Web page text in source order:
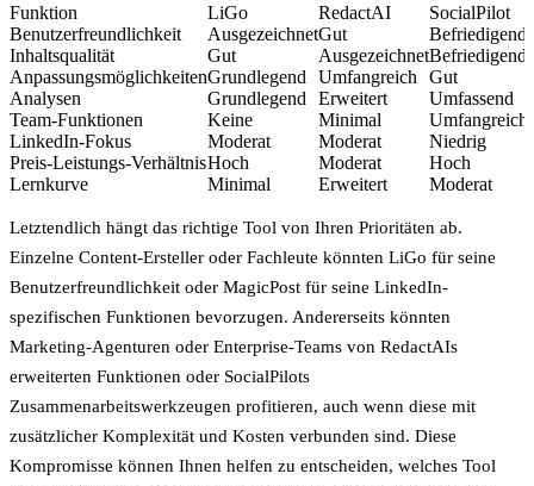
Funktion LiGo RedactAI SocialPilot
Benutzerfreundlichkeit
AusgezeichnetGut Befriedigend
Inhaltsqualität
Gut AusgezeichnetBefriedigend
AnpassungsmöglichkeitenGrundlegend Umfangreich Gut
Analysen
Grundlegend Erweitert Umfassend
Team-Funktionen
Keine Minimal Umfangreich
LinkedIn-Fokus
Moderat Moderat Niedrig
Preis-Leistungs-VerhältnisHoch Moderat Hoch
Lernkurve
Minimal Erweitert Moderat
Letztendlich hängt das richtige Tool von Ihren Prioritäten ab.
Einzelne Content-Ersteller oder Fachleute könnten LiGo für seine
Benutzerfreundlichkeit oder MagicPost für seine LinkedIn-
spezifischen Funktionen bevorzugen. Andererseits könnten
Marketing-Agenturen oder Enterprise-Teams von RedactAIs
erweiterten Funktionen oder SocialPilots
Zusammenarbeitswerkzeugen profitieren, auch wenn diese mit
zusätzlicher Komplexität und Kosten verbunden sind. Diese
Kompromisse können Ihnen helfen zu entscheiden, welches Tool